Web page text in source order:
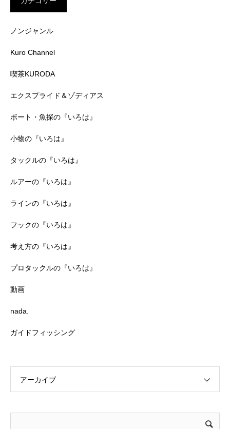
ノンジャンル
Kuro Channel
喫茶KURODA
エクスプライド＆ゾディアス
ボート・魚探の『いろは』
小物の『いろは』
タックルの『いろは』
ルアーの『いろは』
ラインの『いろは』
フックの『いろは』
考え方の『いろは』
プロタックルの『いろは』
動画
nada.
ガイドフィッシング
アーカイブ